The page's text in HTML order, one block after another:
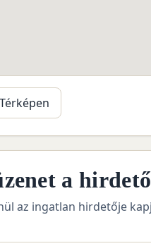
a
az ingatlan hirdetője